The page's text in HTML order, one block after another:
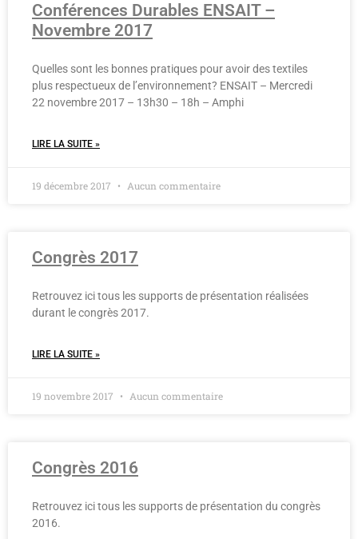
Conférences Durables ENSAIT –
Novembre 2017
Quelles sont les bonnes pratiques pour avoir des textiles
plus respectueux de l’environnement? ENSAIT – Mercredi
22 novembre 2017 – 13h30 – 18h – Amphi
LIRE LA SUITE »
19 décembre 2017 Aucun commentaire
Congrès 2017
Retrouvez ici tous les supports de présentation réalisées
durant le congrès 2017.
LIRE LA SUITE »
19 novembre 2017 Aucun commentaire
Congrès 2016
Retrouvez ici tous les supports de présentation du congrès
2016.